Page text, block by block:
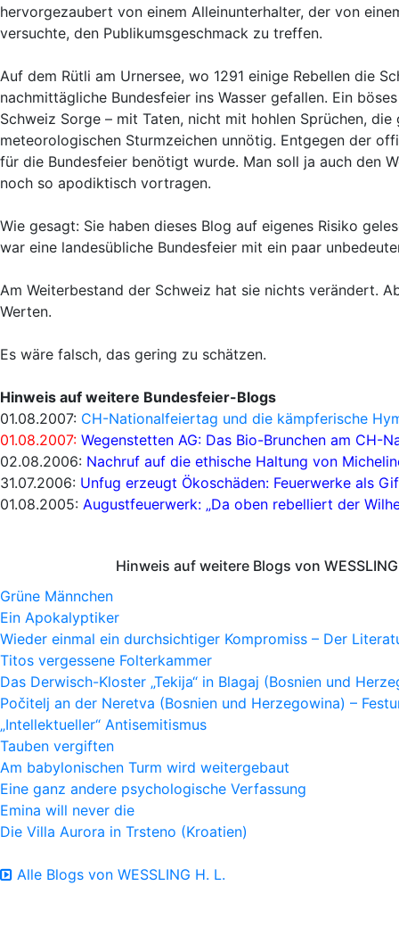
hervorgezaubert von einem Alleinunterhalter, der von
versuchte, den Publikumsgeschmack zu treffen.
Auf dem Rütli am Urnersee, wo 1291 einige Rebellen die
nachmittägliche Bundesfeier ins Wasser gefallen. Ein
Schweiz Sorge – mit Taten, nicht mit hohlen Sprüchen,
meteorologischen Sturmzeichen unnötig. Entgegen der
für die Bundesfeier benötigt wurde. Man soll ja auch den
noch so apodiktisch vortragen.
Wie gesagt: Sie haben dieses Blog auf eigenes Risiko
war eine landesübliche Bundesfeier mit ein paar
Am Weiterbestand der Schweiz hat sie nichts verändert.
Werten.
Es wäre falsch, das gering zu schätzen.
Hinweis auf weitere Bundesfeier-Blogs
01.08.2007: CH-Nationalfeiertag und die kämpferische
01.08.2007: Wegenstetten AG: Das Bio-Brunchen am CH-
02.08.2006: Nachruf auf die ethische Haltung von
31.07.2006: Unfug erzeugt Ökoschäden: Feuerwerke als
01.08.2005: Augustfeuerwerk: „Da oben rebelliert der
Hinweis auf weitere Blogs von
Grüne Männchen
Ein Apokalyptiker
Wieder einmal ein durchsichtiger Kompromiss – Der
Titos vergessene Folterkammer
Das Derwisch-Kloster „Tekija“ in Blagaj (Bosnien und
Počitelj an der Neretva (Bosnien und Herzegowina) –
„Intellektueller“ Antisemitismus
Tauben vergiften
Am babylonischen Turm wird weitergebaut
Eine ganz andere psychologische Verfassung
Emina will never die
Die Villa Aurora in Trsteno (Kroatien)
Alle Blogs von WESSLING H. L.